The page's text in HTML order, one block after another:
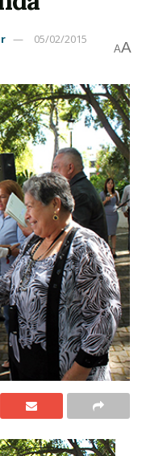
05/02/2015
AA